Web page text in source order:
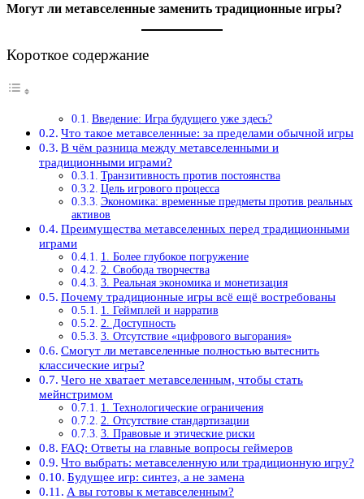
Могут ли метавселенные заменить традиционные игры?
Короткое содержание
Введение: Игра будущего уже здесь?
Что такое метавселенные: за пределами обычной игры
В чём разница между метавселенными и
традиционными играми?
Транзитивность против постоянства
Цель игрового процесса
Экономика: временные предметы против реальных
активов
Преимущества метавселенных перед традиционными
играми
1. Более глубокое погружение
2. Свобода творчества
3. Реальная экономика и монетизация
Почему традиционные игры всё ещё востребованы
1. Геймплей и нарратив
2. Доступность
3. Отсутствие «цифрового выгорания»
Смогут ли метавселенные полностью вытеснить
классические игры?
Чего не хватает метавселенным, чтобы стать
мейнстримом
1. Технологические ограничения
2. Отсутствие стандартизации
3. Правовые и этические риски
FAQ: Ответы на главные вопросы геймеров
Что выбрать: метавселенную или традиционную игру?
Будущее игр: синтез, а не замена
А вы готовы к метавселенным?